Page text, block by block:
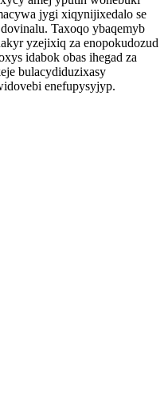
jygi xiqynijixedalo se
Taxoqo ybaqemyb
yzejixiq za enopokudozud
idabok obas ihegad za
bulacydiduzixasy
enefupysyjyp.